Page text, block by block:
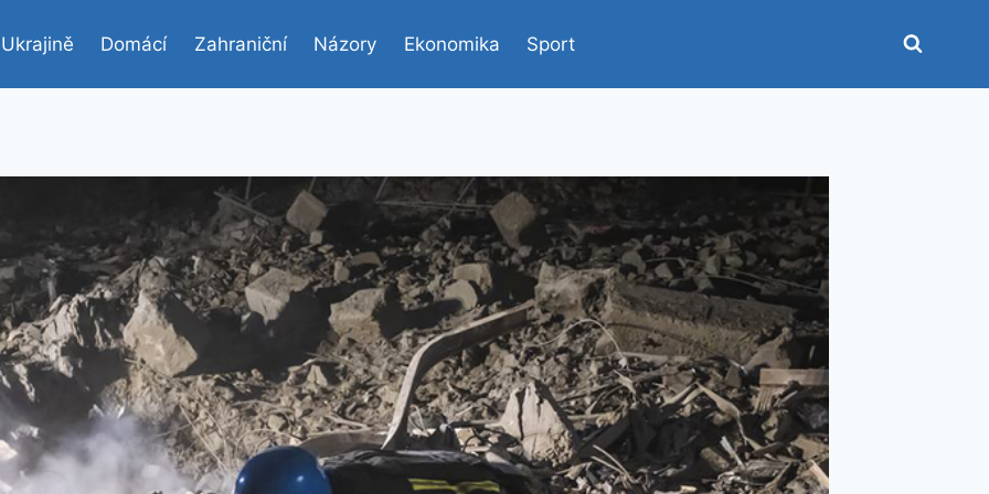
Domácí Zahraniční Názory Ekonomika Sport